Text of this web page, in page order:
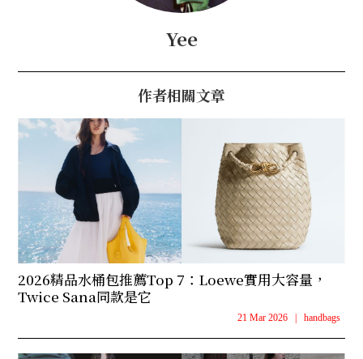
Yee
作者相關文章
2026精品水桶包推薦Top 7：Loewe實用大容量，
Twice Sana同款是它
21 Mar 2026 | handbags